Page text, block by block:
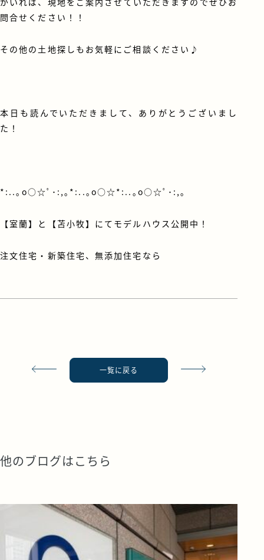
問合せください！！
その他の土地探しもお気軽にご相談ください♪
本日も読んでいただきまして、ありがとうございまし
た！
*:..｡o○☆ﾟ･:,｡*:..｡o○☆*:..｡o○☆ﾟ･:,｡
【室蘭】と【苫小牧】にてモデルハウス公開中！
注文住宅・新築住宅、無添加住宅なら
一覧に戻る
他のブログはこちら